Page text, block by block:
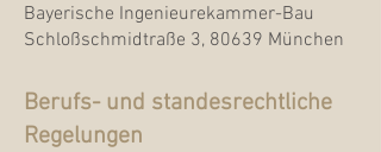
Bayerische Ingenieurekammer-Bau
Schloßschmidtraße 3, 80639 München
Berufs- und standesrechtliche
Regelungen